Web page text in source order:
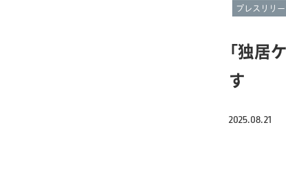
プレスリリー
「独居
す
2025.08.21